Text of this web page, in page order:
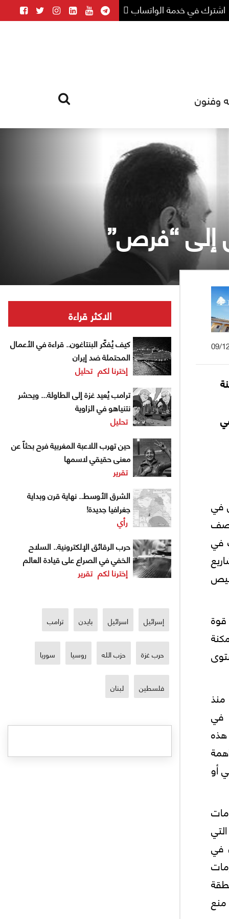
اشترك في خدمة الواتساب
وفنون
إلى “فرص”
09/
في
في
قوة
في
أو
في
الاكثر قراءة
كيف يُفكّر البنتاغون.. قراءة في الأعمال
المحتملة ضد إيران
إخترنا لكم تحليل
ترامب يُعيد غزة إلى الطاولة... ويحشر
نتنياهو في الزاوية
تحليل
حين تهرب اللاعبة المغربية فرح بحثاً عن
معنى حقيقي لاسمها
تقرير
الشرق الأوسط.. نهاية قرن وبداية
جغرافيا جديدة!
رأي
حرب الرقائق الإلكترونية.. السلاح
الخفي في الصراع على قيادة العالم
إخترنا لكم تقرير
إسرائيل اسرائيل بايدن ترامب
حرب غزة حزب الله روسيا سوريا
فلسطين لبنان